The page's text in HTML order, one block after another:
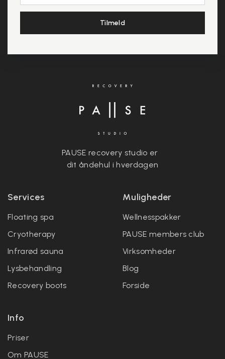
PAUSE recovery studio er
dit åndehul i hverdagen
Services
Floating spa
Cryotherapy
Infrarød sauna
Lysbehandling
Recovery boots
Muligheder
Wellnesspakker
PAUSE members club
Virksomheder
Blog
Forside
Info
Priser
Om PAUSE